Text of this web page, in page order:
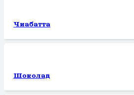
Чиабатта
Шоколад